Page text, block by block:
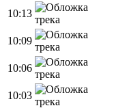
10:13
10:09
10:06
10:03